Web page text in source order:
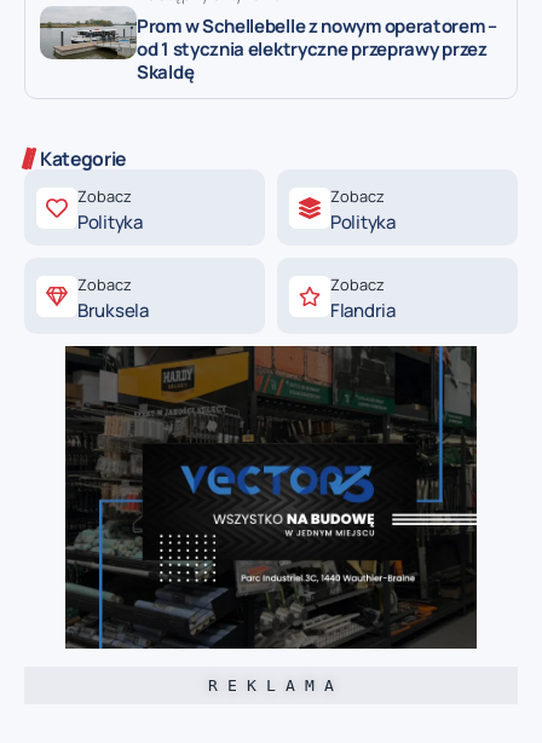
Prom w Schellebelle z nowym operatorem –
od 1 stycznia elektryczne przeprawy przez
Skaldę
Kategorie
Zobacz
Polityka
Zobacz
Polityka
Zobacz
Bruksela
Zobacz
Flandria
R E K L A M A